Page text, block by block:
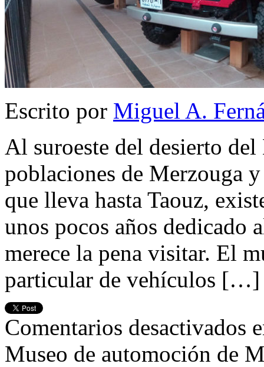
Escrito por Miguel A.
Al suroeste del desierto
poblaciones de Merzouga
que lleva hasta Taouz,
unos pocos años dedicado
merece la pena visitar. El
particular de vehículos […]
Comentarios desactivados
Museo de automoción de